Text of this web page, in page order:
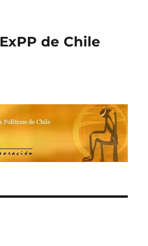
de Chile